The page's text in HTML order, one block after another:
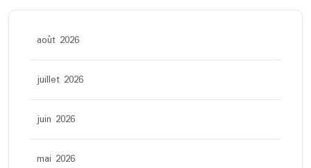
août 2026
juillet 2026
juin 2026
mai 2026